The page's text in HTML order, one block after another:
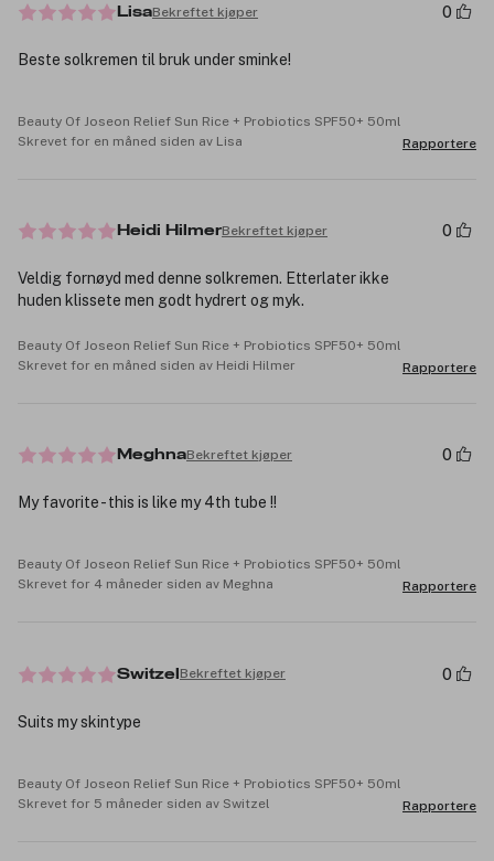
LisaBekreftet kjøper 0
Beste solkremen til bruk under sminke!
Beauty Of Joseon Relief Sun Rice + Probiotics SPF50+ 50ml
Skrevet for en måned siden av Lisa
Rapportere
Heidi HilmerBekreftet kjøper 0
Veldig fornøyd med denne solkremen. Etterlater ikke
huden klissete men godt hydrert og myk.
Beauty Of Joseon Relief Sun Rice + Probiotics SPF50+ 50ml
Skrevet for en måned siden av Heidi Hilmer
Rapportere
MeghnaBekreftet kjøper 0
My favorite - this is like my 4th tube !!
Beauty Of Joseon Relief Sun Rice + Probiotics SPF50+ 50ml
Skrevet for 4 måneder siden av Meghna
Rapportere
Switzel Bekreftet kjøper 0
Suits my skintype
Beauty Of Joseon Relief Sun Rice + Probiotics SPF50+ 50ml
Skrevet for 5 måneder siden av Switzel
Rapportere